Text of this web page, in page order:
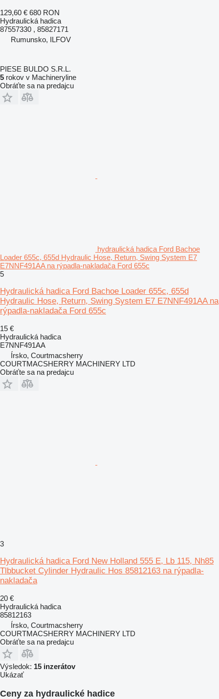
129,60 € 680 RON
Hydraulická hadica
87557330 , 85827171
Rumunsko, ILFOV
PIESE BULDO S.R.L.
5 rokov v Machineryline
Obráťte sa na predajcu
hydraulická hadica Ford Bachoe
Loader 655c, 655d Hydraulic Hose, Return, Swing System E7
E7NNF491AA na rýpadla-nakladača Ford 655c
5
Hydraulická hadica Ford Bachoe Loader 655c, 655d
Hydraulic Hose, Return, Swing System E7 E7NNF491AA na
rýpadla-nakladača Ford 655c
15 €
Hydraulická hadica
E7NNF491AA
Írsko, Courtmacsherry
COURTMACSHERRY MACHINERY LTD
Obráťte sa na predajcu
3
Hydraulická hadica Ford New Holland 555 E, Lb 115, Nh85
Tlbbucket Cylinder Hydraulic Hos 85812163 na rýpadla-
nakladača
20 €
Hydraulická hadica
85812163
Írsko, Courtmacsherry
COURTMACSHERRY MACHINERY LTD
Obráťte sa na predajcu
Výsledok: 15 inzerátov
Ukázať
Ceny za hydraulické hadice